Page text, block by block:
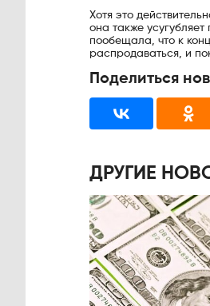
Хотя это
она также
пообещала, что к
распродаваться, и
Поделиться
ДРУГИЕ